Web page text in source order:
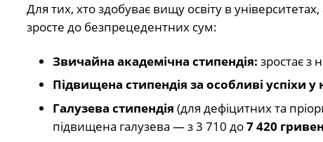
Для тих, хто здобуває вищу освіту в
зросте до безпрецедентних сум:
Звичайна академічна стипендія: зростає з
Підвищена стипендія за особливі успіхи у
Галузева стипендія (для дефіцитних та
підвищена галузева — з 3 710 до7 420